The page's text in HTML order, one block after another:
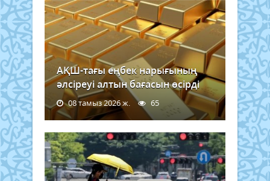
АҚШ-тағы еңбек нарығының
әлсіреуі алтын бағасын өсірді
08 тамыз 2026 ж. 65